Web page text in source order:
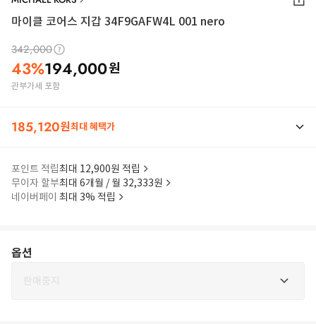
마이클 코어스 지갑 34F9GAFW4L 001 nero
342,000
43%194,000원
관부가세 포함
185,120원최대 혜택가
포인트 적립최대 12,900원 적립
무이자 할부최대 6개월 / 월 32,333원
네이버페이 최대 3% 적립
옵션
판매중지